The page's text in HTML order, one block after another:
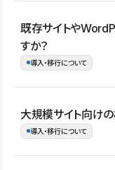
コーポレートサイト
グ・メディア、イベ
ォリオなど幅広く制作
既存サイトや
すか？
導入・移行について
はい。既存サイトの構
Studio上に再構築す
大規模サイト向け
導入・移行について